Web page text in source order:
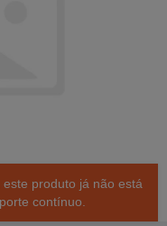
produto já não está
contínuo.